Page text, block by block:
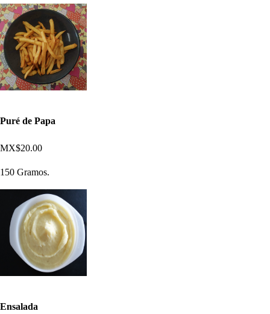
Puré de Papa
MX$20.00
150 Gramos.
Ensalada